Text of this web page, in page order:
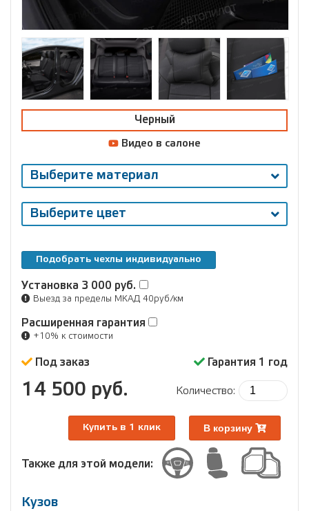
Черный
Видео в салоне
Выберите материал
Выберите цвет
Подобрать чехлы индивидуально
Установка 3 000 руб.
Выезд за пределы МКАД 40руб/км
Расширенная гарантия
+10% к стоимости
Кузов
Под заказ Гарантия 1 год
14 500 руб. Количество:
Купить в 1 клик В корзину
Также для этой модели: